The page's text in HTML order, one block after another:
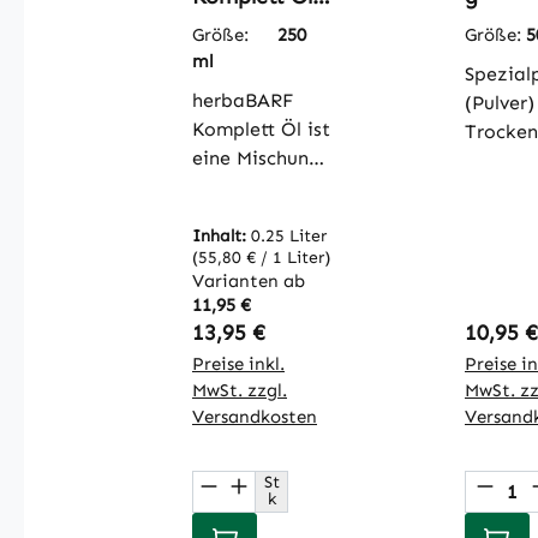
250 ml
Größe: 250
ml
herbaBARF
Komplett Öl ist
eine Mischung
kaltgepressten
Pflanzenölen.
Kaltgepresstes
Leinöl in
Lebensmittelq
ualität bildet
die Grundlage
natürlichen
Futteröls. Die
beigemischten
Inhalt: 0.25 Liter
(55,80 € / 1 Liter)
Varianten ab
11,95 €
Regulärer Preis:
13,95 €
Preise inkl.
MwSt. zzgl.
Versandkosten
Produkt Anzahl: Gib
St
k
Größe:
den
10,95 €
Preise
MwSt.